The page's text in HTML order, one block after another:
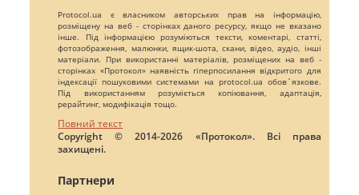
Protocol.ua є власником авторських прав на інформацію,
розміщену на веб - сторінках даного ресурсу, якщо не вказано
інше. Під інформацією розуміються тексти, коментарі, статті,
фотозображення, малюнки, ящик-шота, скани, відео, аудіо, інші
матеріали. При використанні матеріалів, розміщених на веб -
сторінках «Протокол» наявність гіперпосилання відкритого для
індексації пошуковими системами на protocol.ua обов`язкове.
Під використанням розуміється копіювання, адаптація,
рерайтинг, модифікація тощо.
Повний текст
Copyright © 2014-2026 «Протокол». Всі права
захищені.
Партнери